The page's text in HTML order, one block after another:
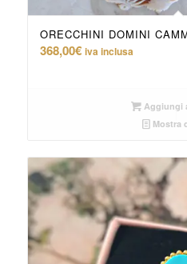
ORECCHINI DOMINI
368,00€ iva inclusa
Aggiungi
Mostra